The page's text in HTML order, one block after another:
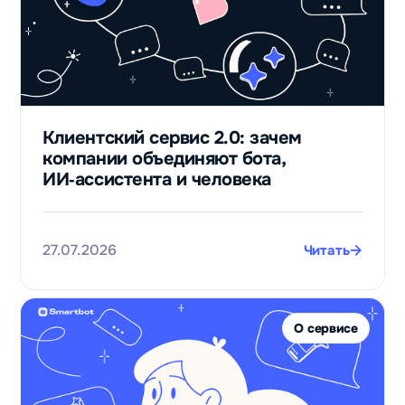
947
столько
контактов
клиентов
получили с
нуля после
Черников
Финансовый
лидогенератор
Телепорт
Клиентский сервис 2.0: зачем
компании объединяют бота,
ИИ‑ассистента и человека
27.07.2026 Читать
О сервисе